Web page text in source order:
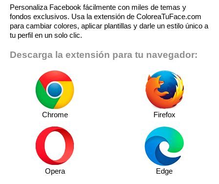
Personaliza Facebook fácilmente con miles de temas y
fondos exclusivos. Usa la extensión de ColoreaTuFace.com
para cambiar colores, aplicar plantillas y darle un estilo único a
tu perfil en un solo clic.
Descarga la extensión para tu navegador:
Chrome Firefox
Opera Edge